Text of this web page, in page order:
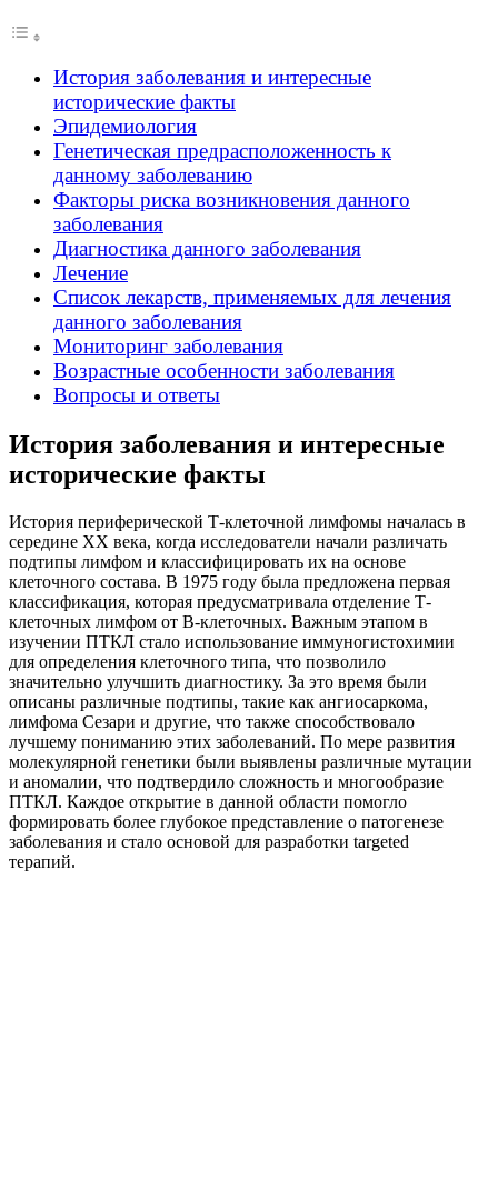
История заболевания и интересные
исторические факты
Эпидемиология
Генетическая предрасположенность к
данному заболеванию
Факторы риска возникновения данного
заболевания
Диагностика данного заболевания
Лечение
Список лекарств, применяемых для лечения
данного заболевания
Мониторинг заболевания
Возрастные особенности заболевания
Вопросы и ответы
История заболевания и интересные
исторические факты
История периферической Т-клеточной лимфомы началась в
середине XX века, когда исследователи начали различать
подтипы лимфом и классифицировать их на основе
клеточного состава. В 1975 году была предложена первая
классификация, которая предусматривала отделение Т-
клеточных лимфом от В-клеточных. Важным этапом в
изучении ПТКЛ стало использование иммуногистохимии
для определения клеточного типа, что позволило
значительно улучшить диагностику. За это время были
описаны различные подтипы, такие как ангиосаркома,
лимфома Сезари и другие, что также способствовало
лучшему пониманию этих заболеваний. По мере развития
молекулярной генетики были выявлены различные мутации
и аномалии, что подтвердило сложность и многообразие
ПТКЛ. Каждое открытие в данной области помогло
формировать более глубокое представление о патогенезе
заболевания и стало основой для разработки targeted
терапий.